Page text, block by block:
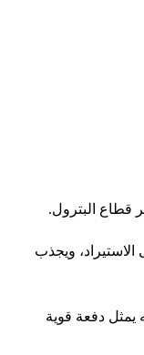
قطاع البترول.
الاستيراد، ويجذب
يمثل دفعة قوية